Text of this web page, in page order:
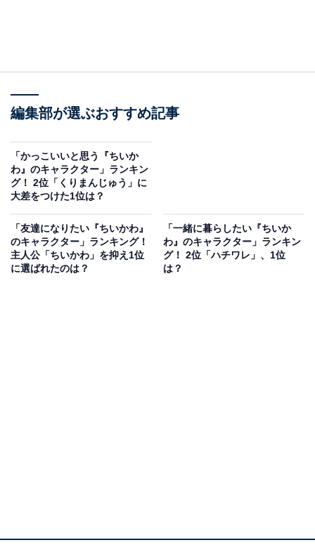
ちいかわ(@ngnchiikawa)がシェアした投稿
徴で、ちいかわやうさぎと友達でよく一緒にいます。好
奇心旺盛で社交性が高い性格で、時々毛玉を吐き出す様
子も印象的です。
編集部が選ぶおすすめ記事
「かっこいいと思う『ちいか
わ』のキャラクター」ランキン
グ！ 2位「くりまんじゅう」に
大差をつけた1位は？
「友達になりたい『ちいかわ』
のキャラクター」ランキング！
主人公「ちいかわ」を抑え1位
に選ばれたのは？
「一緒に暮らしたい『ちいか
わ』のキャラクター」ランキン
グ！ 2位「ハチワレ」、1位
は？